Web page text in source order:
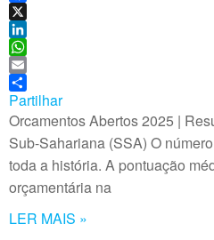
F
a
c
e
b
o
o
k
X
L
i
n
k
e
d
I
n
W
h
a
t
s
A
p
p
E
m
a
i
l
Partilhar
Orcamentos Abertos 2025 |
Sub-Sahariana (SSA) O
toda a história. A pontuação
orçamentária na
LER MAIS »